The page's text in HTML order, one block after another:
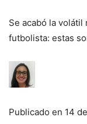
Se acabó la
futbolista: estas
Publicado en 14